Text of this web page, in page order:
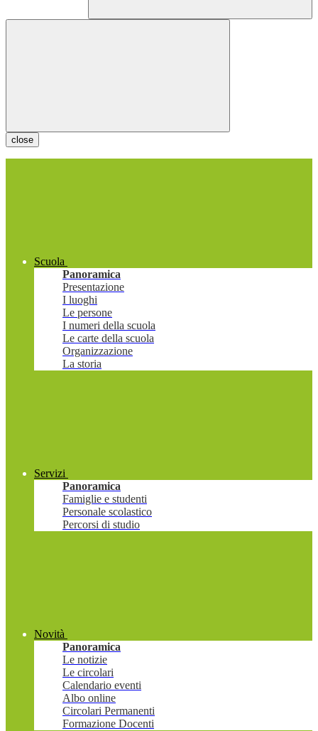
close
Scuola
Panoramica
Presentazione
I luoghi
Le persone
I numeri della scuola
Le carte della scuola
Organizzazione
La storia
Servizi
Panoramica
Famiglie e studenti
Personale scolastico
Percorsi di studio
Novità
Panoramica
Le notizie
Le circolari
Calendario eventi
Albo online
Circolari Permanenti
Formazione Docenti